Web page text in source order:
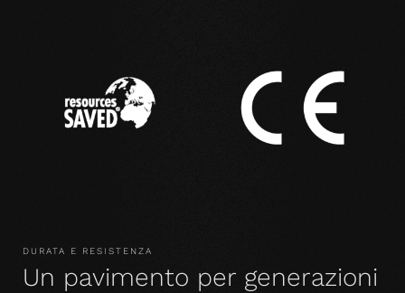
DURATA E RESISTENZA
Un pavimento per generazioni